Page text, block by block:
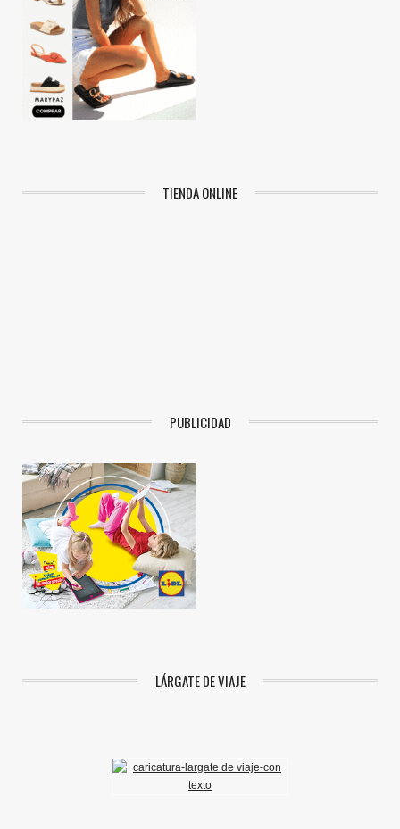
TIENDA ONLINE
PUBLICIDAD
LÁRGATE DE VIAJE